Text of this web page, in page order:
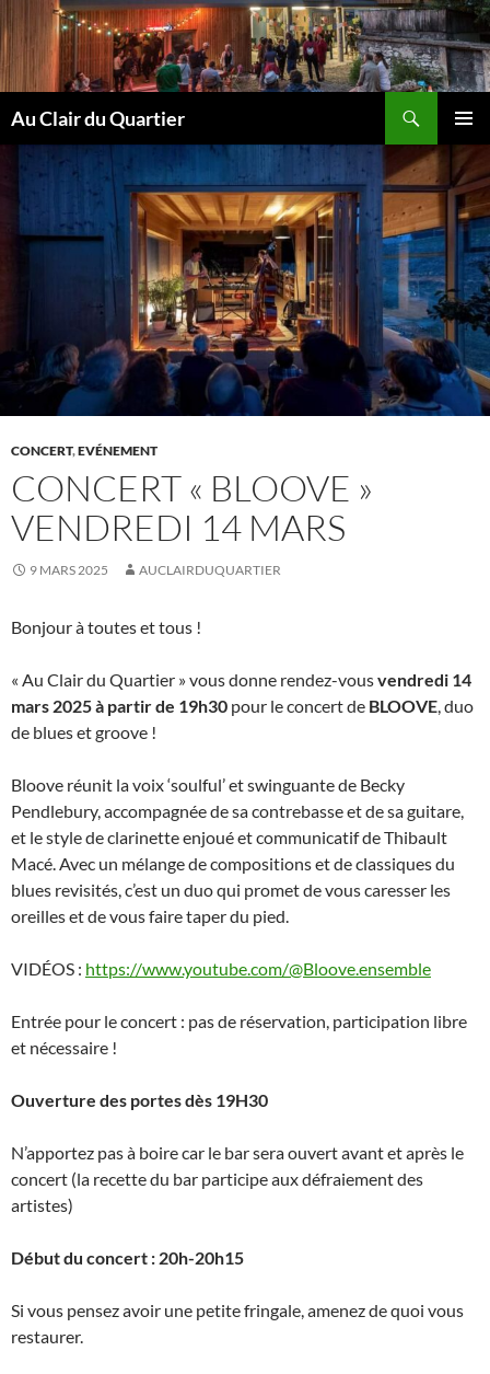
au
contenu
Au Clair du Quartier
CONCERT,EVÉNEMENT
CONCERT « BLOOVE »
VENDREDI 14 MARS
9 MARS 2025 AUCLAIRDUQUARTIER
Bonjour à toutes et tous !
« Au Clair du Quartier » vous donne rendez-vousvendredi 14
mars 2025 à partir de 19h30 pour le concert de BLOOVE, duo
de blues et groove !
Bloove réunit la voix ‘soulful’ et swinguante de Becky
Pendlebury, accompagnée de sa contrebasse et de sa guitare,
et le style de clarinette enjoué et communicatif de Thibault
Macé. Avec un mélange de compositions et de classiques du
blues revisités, c’est un duo qui promet de vous caresser les
oreilles et de vous faire taper du pied.
VIDÉOS : https://www.youtube.com/@Bloove.ensemble
Entrée pour le concert : pas de réservation, participation libre
et nécessaire !
Ouverture des portes dès 19H30
N’apportez pas à boire car le bar sera ouvert avant et après le
concert (la recette du bar participe aux défraiement des
artistes)
Début du concert : 20h-20h15
Si vous pensez avoir une petite fringale, amenez de quoi vous
restaurer.